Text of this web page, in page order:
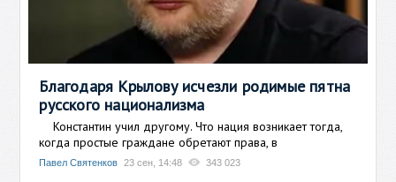
Благодаря Крылову исчезли родимые пятна
русского национализма
Константин учил другому. Что нация возникает тогда,
когда простые граждане обретают права, в
Павел Святенков 23 сен, 14:48 343 023